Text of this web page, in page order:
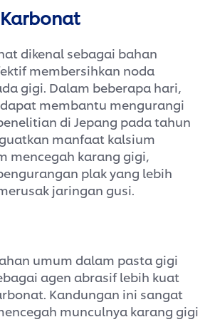
Ultra White
Spray agar terlindung
hari.
dikenal sebagai bahan
membersihkan noda
gigi. Dalam beberapa hari,
membantu mengurangi
di Jepang pada tahun
manfaat kalsium
mencegah karang gigi,
plak yang lebih
jaringan gusi.
umum dalam pasta gigi
agen abrasif lebih kuat
Kandungan ini sangat
munculnya karang gigi